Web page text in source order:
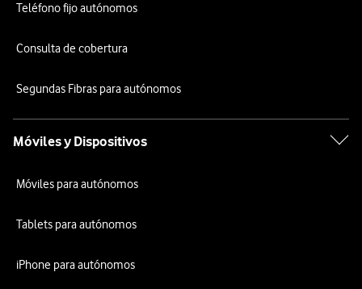
Teléfono fijo autónomos
Consulta de cobertura
Segundas Fibras para autónomos
Móviles y Dispositivos
Móviles para autónomos
Tablets para autónomos
iPhone para autónomos